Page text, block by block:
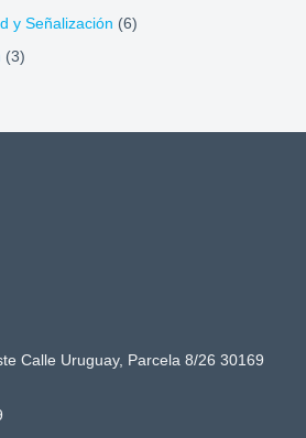
y Señalización (6)
(3)
Calle Uruguay, Parcela 8/26 30169